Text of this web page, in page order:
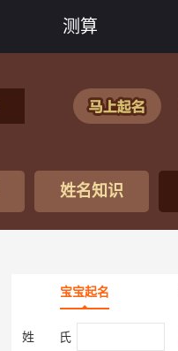
测算
姓名知识
宝宝起名
姓 氏